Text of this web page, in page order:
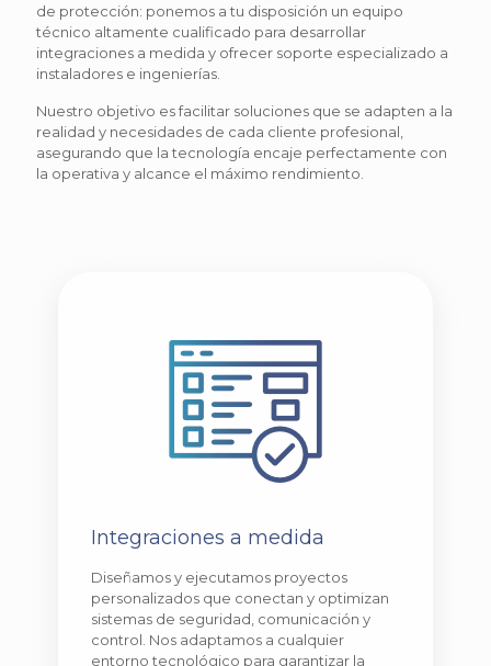
de protección: ponemos a tu disposición un equipo
técnico altamente cualificado para desarrollar
integraciones a medida y ofrecer soporte especializado a
instaladores e ingenierías.
Nuestro objetivo es facilitar soluciones que se adapten a la
realidad y necesidades de cada cliente profesional,
asegurando que la tecnología encaje perfectamente con
la operativa y alcance el máximo rendimiento.
Integraciones a medida
Diseñamos y ejecutamos proyectos
personalizados que conectan y optimizan
sistemas de seguridad, comunicación y
control. Nos adaptamos a cualquier
entorno tecnológico para garantizar la